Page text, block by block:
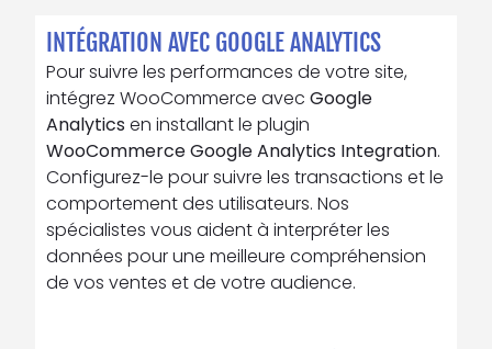
INTÉGRATION AVEC GOOGLE ANALYTICS
Pour suivre les performances de votre site,
intégrez WooCommerce avecGoogle
Analytics en installant le plugin
WooCommerce Google Analytics Integration.
Configurez-le pour suivre les transactions et le
comportement des utilisateurs. Nos
spécialistes vous aident à interpréter les
données pour une meilleure compréhension
de vos ventes et de votre audience.